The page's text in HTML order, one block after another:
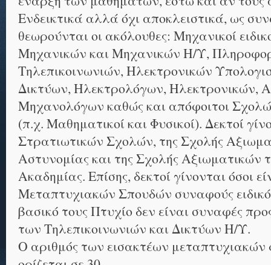
Ενδεικτικά αλλά όχι αποκλειστικά, ως
θεωρούνται οι ακόλουθες: Μηχανικοί
Μηχανικών και Μηχανικών Η/Υ,
Τηλεπικοινωνιών, Ηλεκτρονικών
Δικτύων, Ηλεκτρολόγων, Ηλεκτρονικών,
Μηχανολόγων καθώς και απόφοιτοι
(π.χ. Μαθηματικοί και Φυσικοί). Δεκτοί
Στρατιωτικών Σχολών, της Σχολής
Αστυνομίας και της Σχολής Αξιωματικών
Ακαδημίας. Επίσης, δεκτοί γίνονται όσοι
Μεταπτυχιακών Σπουδών συναφούς
βασικό τους Πτυχίο δεν είναι συναφές
των Τηλεπικοινωνιών και Δικτύων Η/Υ.
Ο αριθμός των εισακτέων